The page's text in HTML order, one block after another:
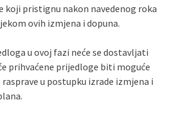
koji pristignu nakon navedenog roka
ovih izmjena i dopuna.
u ovoj fazi neće se dostavljati
prihvaćene prijedloge biti moguće
u postupku izrade izmjena i